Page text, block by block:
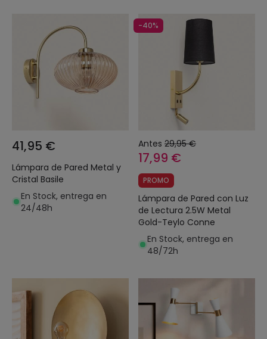
41,95 €
Lámpara de Pared Metal y
Cristal Basile
En Stock, entrega en
24/48h
-40%
Antes 29,95 €
17,99 €
PROMO
Lámpara de Pared con Luz
de Lectura 2.5W Metal
Gold-Teylo Conne
En Stock, entrega en
48/72h